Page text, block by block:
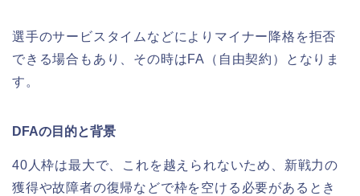
選手のサービスタイムなどによりマイナー降格を拒否
できる場合もあり、その時はFA（自由契約）となりま
す。
DFAの目的と背景
40人枠は最大で、これを越えられないため、新戦力の
獲得や故障者の復帰などで枠を空ける必要があるとき